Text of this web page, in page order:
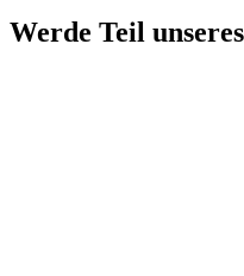
Werde Teil